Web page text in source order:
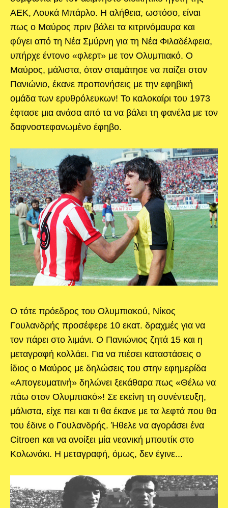
ΑΕΚ, Λουκά Μπάρλο. Η αλήθεια, ωστόσο, είναι
πως ο Μαύρος πριν βάλει τα κιτρινόμαυρα και
φύγει από τη Νέα Σμύρνη για τη Νέα Φιλαδέλφεια,
υπήρχε έντονο «φλερτ» με τον Ολυμπιακό. Ο
Μαύρος, μάλιστα, όταν σταμάτησε να παίζει στον
Πανιώνιο, έκανε προπονήσεις με την εφηβική
ομάδα των ερυθρόλευκων! Το καλοκαίρι του 1973
έφτασε μια ανάσα από τα να βάλει τη φανέλα με τον
δαφνοστεφανωμένο έφηβο.
Ο τότε πρόεδρος του Ολυμπιακού, Νίκος
Γουλανδρής προσέφερε 10 εκατ. δραχμές για να
τον πάρει στο λιμάνι. Ο Πανιώνιος ζητά 15 και η
μεταγραφή κολλάει. Για να πιέσει καταστάσεις ο
ίδιος ο Μαύρος με δηλώσεις του στην εφημερίδα
«Απογευματινή» δηλώνει ξεκάθαρα πως «Θέλω να
πάω στον Ολυμπιακό»! Σε εκείνη τη συνέντευξη,
μάλιστα, είχε πει και τι θα έκανε με τα λεφτά που θα
του έδινε ο Γουλανδρής. Ήθελε να αγοράσει ένα
Citroen και να ανοίξει μία νεανική μπουτίκ στο
Κολωνάκι. Η μεταγραφή, όμως, δεν έγινε...